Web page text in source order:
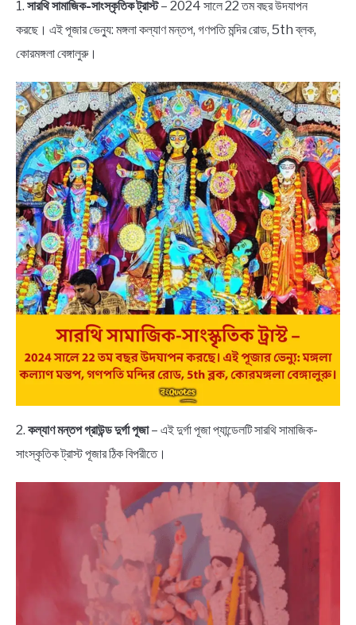
1. সারথি সামাজিক-সাংস্কৃতিক ট্রাস্ট– 2024 সালে 22 তম বছর উদযাপন
করছে। এই পূজার ভেন্যু: মঙ্গলা কল্যাণ মন্তপ, গণপতি মন্দির রোড, 5th ব্লক,
কোরমঙ্গলা বেঙ্গালুরু।
2. কল্যাণ মন্তপ গ্রাউন্ড দুর্গা পূজা– এই দুর্গা পূজা প্যান্ডেলটি সারথি সামাজিক-
সাংস্কৃতিক ট্রাস্ট পূজার ঠিক বিপরীতে।